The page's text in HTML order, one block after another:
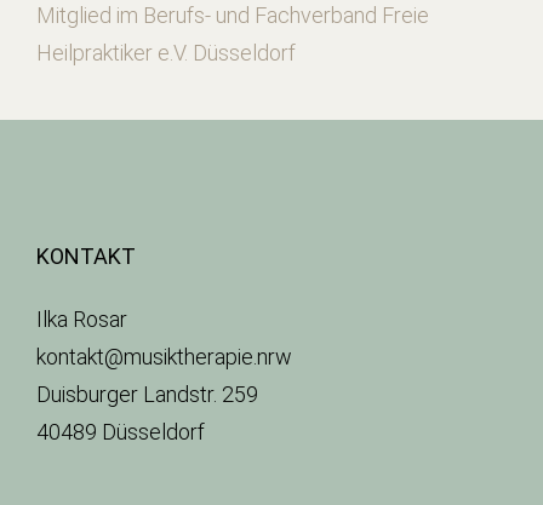
Mitglied im Berufs- und Fachverband Freie
Heilpraktiker e.V. Düsseldorf
KONTAKT
Ilka Rosar
kontakt@musiktherapie.nrw
Duisburger Landstr. 259
40489 Düsseldorf